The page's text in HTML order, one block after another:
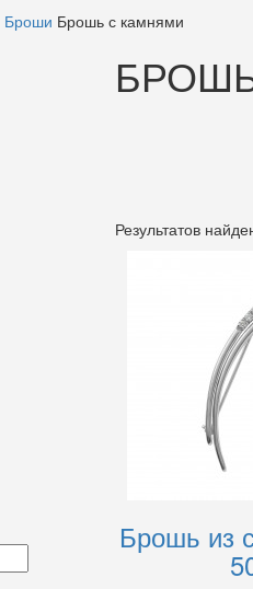
Броши Брошь с камнями
Результатов
Брошь из